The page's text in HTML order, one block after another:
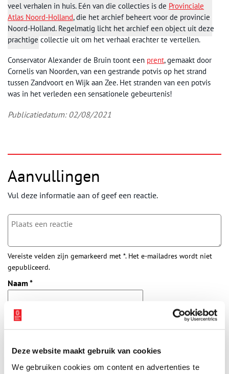
Deze website maakt gebruik van cookies
We gebruiken cookies om content en advertenties te
veel verhalen in huis. Eén van die collecties is de Provinciale
Atlas Noord-Holland, die het archief beheert voor de provincie
Noord-Holland. Regelmatig licht het archief een object uit deze
prachtige collectie uit om het verhaal erachter te vertellen.
Conservator Alexander de Bruin toont een prent, gemaakt door
Cornelis van Noorden, van een gestrande potvis op het strand
tussen Zandvoort en Wijk aan Zee. Het stranden van een potvis
was in het verleden een sensationele gebeurtenis!
Publicatiedatum: 02/08/2021
Aanvullingen
Vul deze informatie aan of geef een reactie.
Vereiste velden zijn gemarkeerd met *. Het e-mailadres wordt niet
gepubliceerd.
Naam *
E-mail